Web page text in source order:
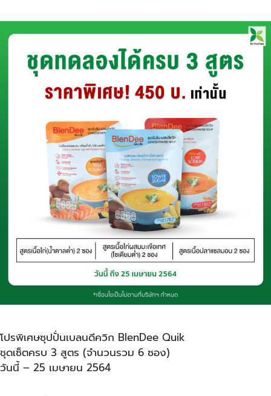
โปรพิเศษซุปปั่นเบลนดีควิก BlenDee Quik
ชุดเซ็ตครบ 3 สูตร (จำนวนรวม 6 ซอง)
วันนี้ – 25 เมษายน 2564